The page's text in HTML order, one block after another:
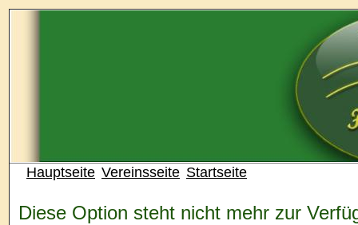
Hauptseite Vereinsseite Startseite
Diese Option steht nicht mehr zur